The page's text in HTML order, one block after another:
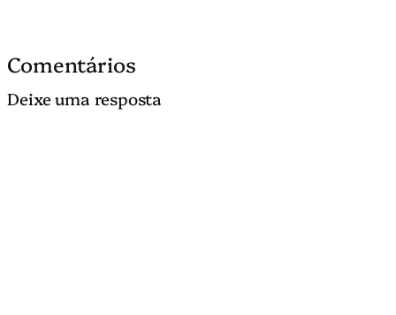
Comentários
Deixe uma resposta